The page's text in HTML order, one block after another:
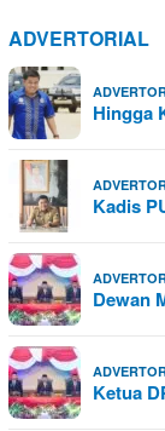
ADVERTORIAL
Hingga
Kadis
Dewan
Ketua